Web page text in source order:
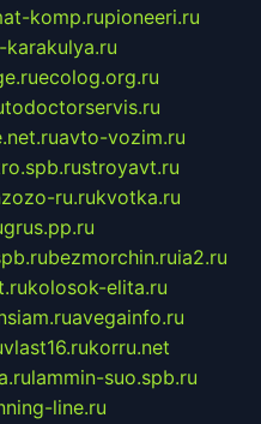
komp.rupioneeri.ru
karakulya.ru
ecolog.org.ru
avto-vozim.ru
stroyavt.ru
ru.rukvotka.ru
bezmorchin.ruia2.ru
kolosok-elita.ru
avegainfo.ru
vlast16.rukorru.net
lammin-suo.spb.ru
line.ru